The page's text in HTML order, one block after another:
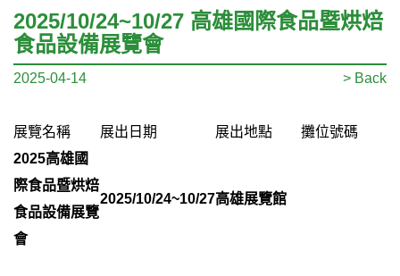
2025/10/24~10/27 高雄國際食品暨烘焙
食品設備展覽會
2025-04-14 > Back
展覽名稱 展出日期 展出地點
攤位號碼
2025高雄國
際食品暨烘焙
食品設備展覽
會
2025/10/24~10/27高雄展覽館